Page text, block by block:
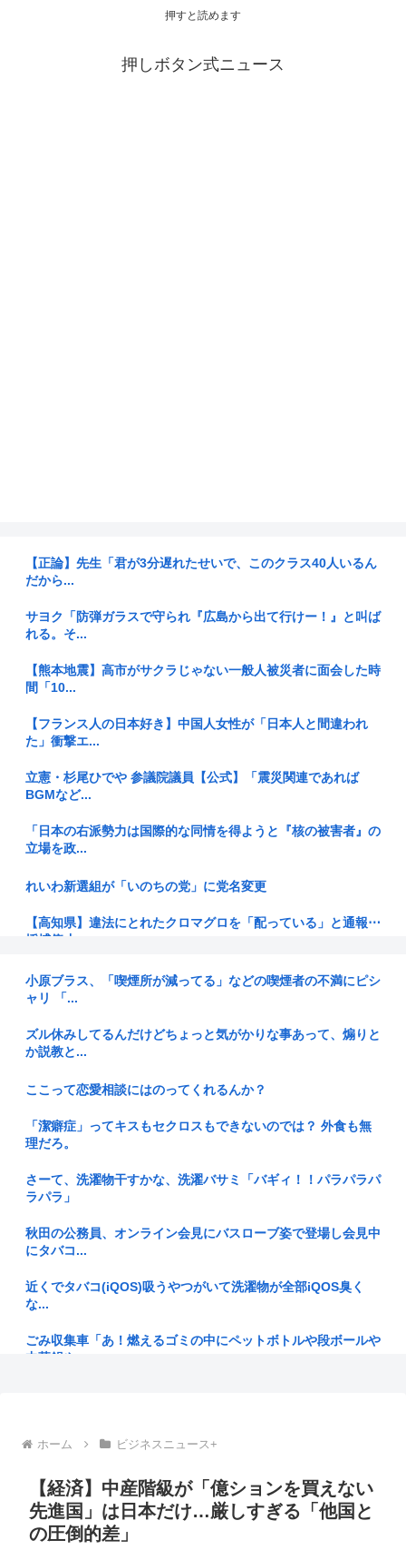
押すと読めます
押しボタン式ニュース
【正論】先生「君が3分遅れたせいで、このクラス40人いるん
だから...
サヨク「防弾ガラスで守られ『広島から出て行けー！』と叫ば
れる。そ...
【熊本地震】高市がサクラじゃない一般人被災者に面会した時
間「10...
【フランス人の日本好き】中国人女性が「日本人と間違われ
た」衝撃エ...
立憲・杉尾ひでや 参議院議員【公式】「震災関連であれば
BGMなど...
「日本の右派勢力は国際的な同情を得ようと『核の被害者』の
立場を政...
れいわ新選組が「いのちの党」に党名変更
【高知県】違法にとれたクロマグロを「配っている」と通報⋯
採捕停止...
イオン爆発時「これ、死者4桁行くぞ…」「日本史上最大の事
故になる...
【芸能】立川志らく、ヒカルを弟子にしたことへの「談志が泣
いてるぞ...
【終身刑化の傾向】無期懲役刑の仮釈放、2025年は「わずか4
人」...
ケンドーコバヤシ 新型コロナ感染で謎の後遺症「聞いたこと
ない。調...
【朗報】みいちゃんと山田さん、ハッピーエンド確定最後はマ
マに埋葬...
【ハンターハンター】ツェの能力を突破するには
【歌舞伎俳優】中村小三郎さん（77）をひき逃げの疑いで書
類送検 ...
「週刊少年ジャンプ」 発行部数が初の100万部割れ
男女14...
周囲の人「おい見ろよ…」「一人で来てんのかな…？ｗ」「腹
でけーｗ...
【漁業】今年のサンマは少なく小さい 国の研究機関は「これ
小原ブラス、「喫煙所が減ってる」などの喫煙者の不満にピシ
ャリ 「...
ズル休みしてるんだけどちょっと気がかりな事あって、煽りと
か説教と...
ここって恋愛相談にはのってくれるんか？
「潔癖症」ってキスもセクロスもできないのでは？ 外食も無
理だろ。
さーて、洗濯物干すかな、洗濯バサミ「バギィ！！パラパラパ
ラパラ」
秋田の公務員、オンライン会見にバスローブ姿で登場し会見中
にタバコ...
近くでタバコ(iQOS)吸うやつがいて洗濯物が全部iQOS臭く
な...
ごみ収集車「あ！燃えるゴミの中にペットボトルや段ボールや
中華鍋や...
一昨日の水曜日のダウンタウン面白かった？？
人生で1番ワクワクした瞬間
嫌儲やってる中学生やけど、ババア（母親）の昼飯が手抜きす
ぎてキレ...
ホーム ビジネスニュース+
【経済】中産階級が「億ションを買えない
先進国」は日本だけ…厳しすぎる「他国と
の圧倒的差」